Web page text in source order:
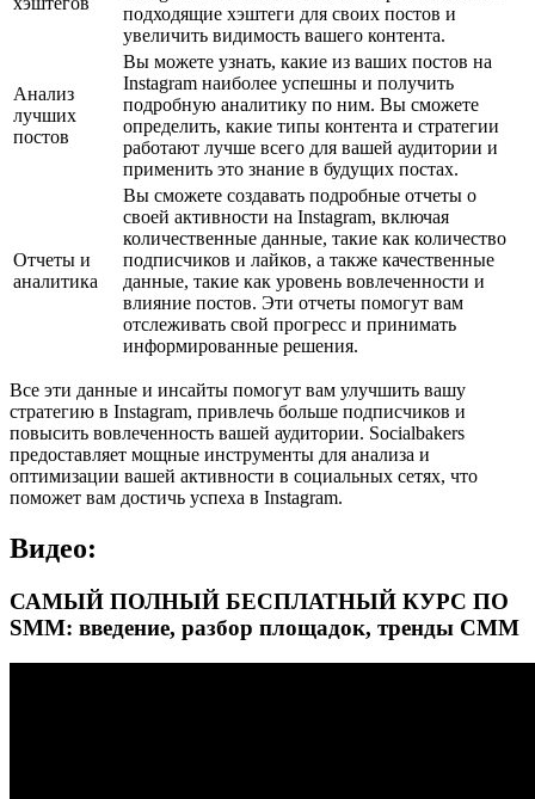
подходящие хэштеги для своих постов и
увеличить видимость вашего контента.
Анализ
лучших
постов
Вы можете узнать, какие из ваших постов на
Instagram наиболее успешны и получить
подробную аналитику по ним. Вы сможете
определить, какие типы контента и стратегии
работают лучше всего для вашей аудитории и
применить это знание в будущих постах.
Отчеты и
аналитика
Вы сможете создавать подробные отчеты о
своей активности на Instagram, включая
количественные данные, такие как количество
подписчиков и лайков, а также качественные
данные, такие как уровень вовлеченности и
влияние постов. Эти отчеты помогут вам
отслеживать свой прогресс и принимать
информированные решения.
Все эти данные и инсайты помогут вам улучшить вашу
стратегию в Instagram, привлечь больше подписчиков и
повысить вовлеченность вашей аудитории. Socialbakers
предоставляет мощные инструменты для анализа и
оптимизации вашей активности в социальных сетях, что
поможет вам достичь успеха в Instagram.
Видео:
САМЫЙ ПОЛНЫЙ БЕСПЛАТНЫЙ КУРС ПО
SMM: введение, разбор площадок, тренды СММ